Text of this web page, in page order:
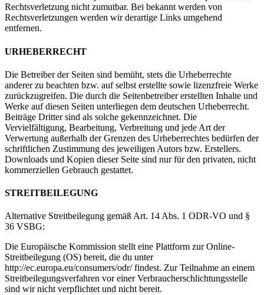
Rechtsverletzung nicht zumutbar. Bei bekannt werden von
Rechtsverletzungen werden wir derartige Links umgehend
entfernen.
URHEBERRECHT
Die Betreiber der Seiten sind bemüht, stets die Urheberrechte
anderer zu beachten bzw. auf selbst erstellte sowie lizenzfreie Werke
zurückzugreifen. Die durch die Seitenbetreiber erstellten Inhalte und
Werke auf diesen Seiten unterliegen dem deutschen Urheberrecht.
Beiträge Dritter sind als solche gekennzeichnet. Die
Vervielfältigung, Bearbeitung, Verbreitung und jede Art der
Verwertung außerhalb der Grenzen des Urheberrechtes bedürfen der
schriftlichen Zustimmung des jeweiligen Autors bzw. Erstellers.
Downloads und Kopien dieser Seite sind nur für den privaten, nicht
kommerziellen Gebrauch gestattet.
STREITBEILEGUNG
Alternative Streitbeilegung gemäß Art. 14 Abs. 1 ODR-VO und §
36 VSBG:
Die Europäische Kommission stellt eine Plattform zur Online-
Streitbeilegung (OS) bereit, die du unter
http://ec.europa.eu/consumers/odr/ findest. Zur Teilnahme an einem
Streitbeilegungsverfahren vor einer Verbraucherschlichtungsstelle
sind wir nicht verpflichtet und nicht bereit.